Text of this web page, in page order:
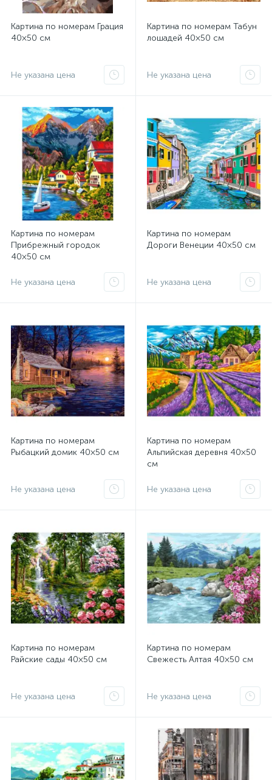
Картина по номерам Грация
40×50 см
Не указана цена
Картина по номерам Табун
лошадей 40×50 см
Не указана цена
Картина по номерам
Прибрежный городок
40×50 см
Не указана цена
Картина по номерам
Дороги Венеции 40×50 см
Не указана цена
Картина по номерам
Рыбацкий домик 40×50 см
Не указана цена
Картина по номерам
Альпийская деревня 40×50
см
Не указана цена
Картина по номерам
Райские сады 40×50 см
Не указана цена
Картина по номерам
Свежесть Алтая 40×50 см
Не указана цена